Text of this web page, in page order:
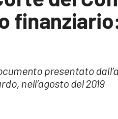
presentato
nell’agosto del 2019